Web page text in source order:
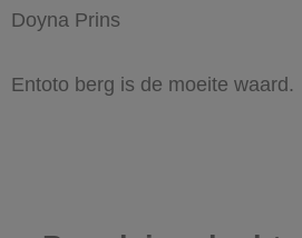
Doyna Prins
Entoto berg is de moeite waard.